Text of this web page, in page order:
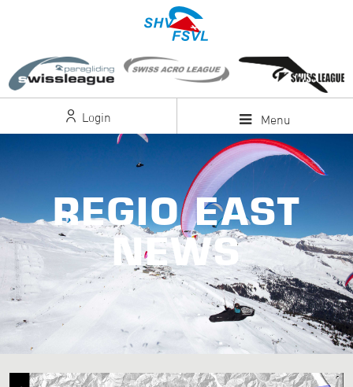
Login Menu
REGIO EAST
NEWS